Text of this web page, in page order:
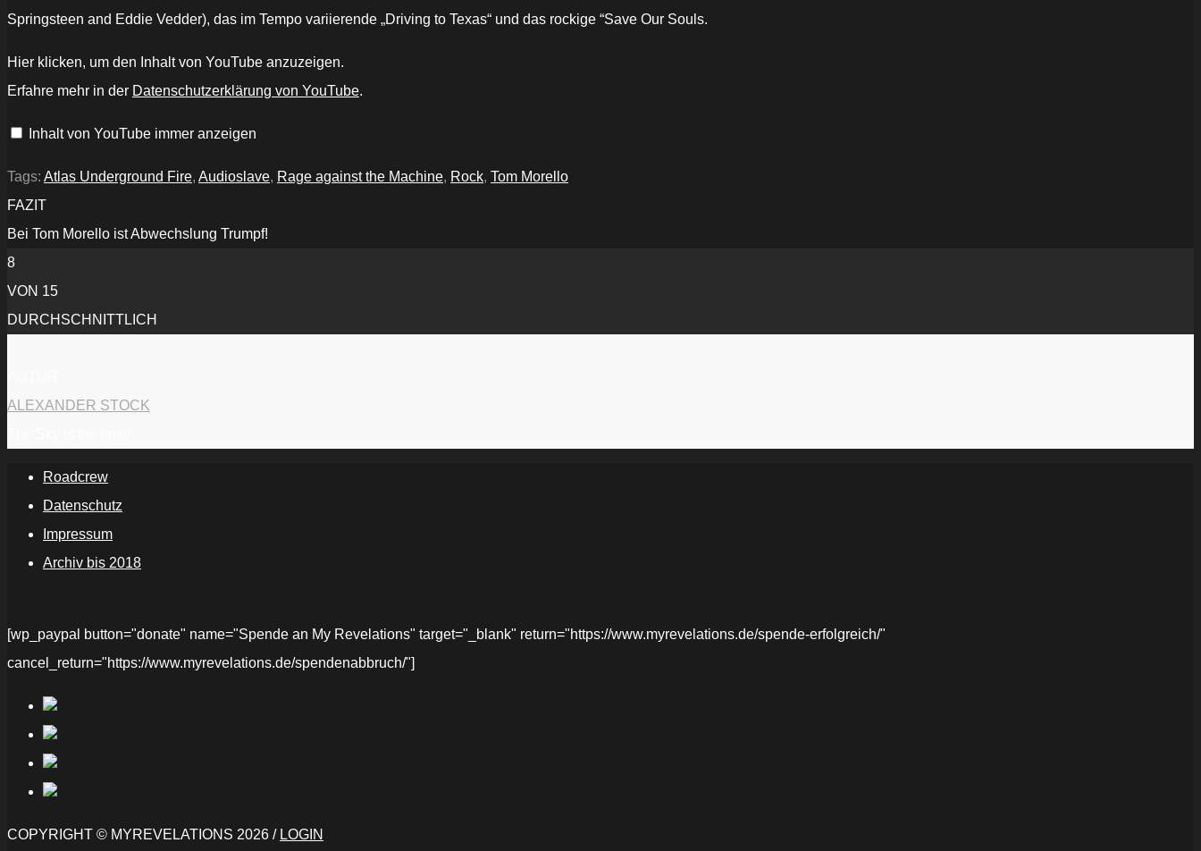
Springsteen and Eddie Vedder), das im Tempo variierende „Driving to Texas“ und das rockige “Save Our Souls.
„Tom
Morello
Hold
(feat.
Video]“
von
YouTube
Hier klicken, um den Inhalt von YouTube anzuzeigen.
Erfahre mehr in der Datenschutzerklärung von YouTube.
Inhalt von YouTube immer anzeigen
Tags: Atlas Underground Fire, Audioslave, Rage against the Machine, Rock, Tom Morello
FAZIT
Bei Tom Morello ist Abwechslung Trumpf!
8
VON 15
DURCHSCHNITTLICH
ALEXANDER STOCK
Roadcrew
Datenschutz
Impressum
Archiv bis 2018
[wp_paypal button="donate" name="Spende an My Revelations" target="_blank" return="https://www.myrevelations.de/spende-erfolgreich/"
cancel_return="https://www.myrevelations.de/spendenabbruch/"]
COPYRIGHT © MYREVELATIONS 2026 / LOGIN